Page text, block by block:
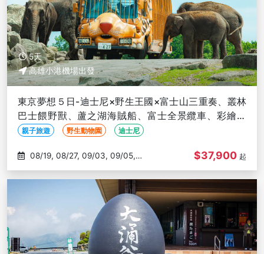
5天
高雄小港機場出發
東京夢想５日-迪士尼×野生王國×富士山三重奏、叢林
巴士餵野獸、蘆之湖海賊船、富士全景纜車、彩繪杯
麵-高雄出發
親子旅遊 野生動物園 迪士尼
09/07
$37,900 起